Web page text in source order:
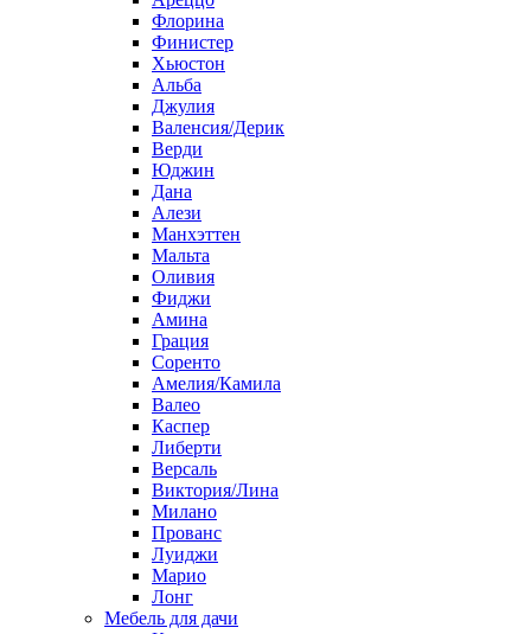
Флорина
Финистер
Хьюстон
Альба
Джулия
Валенсия/Дерик
Верди
Юджин
Дана
Алези
Манхэттен
Мальта
Оливия
Фиджи
Амина
Грация
Соренто
Амелия/Камила
Валео
Каспер
Либерти
Версаль
Виктория/Лина
Милано
Прованс
Луиджи
Марио
Лонг
Мебель для дачи